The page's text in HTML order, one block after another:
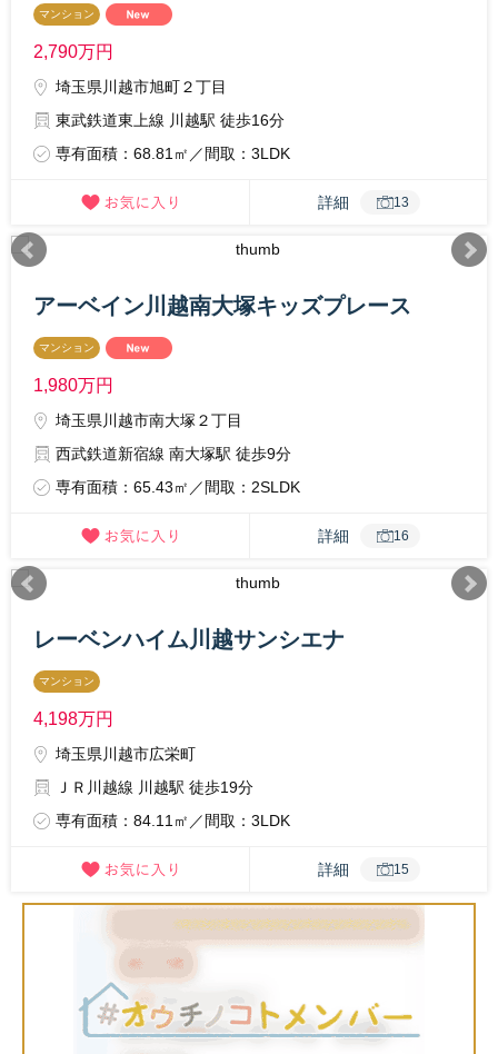
マンション
2,790万円
埼玉県川越市旭町２丁目
東武鉄道東上線 川越駅 徒歩16分
専有面積：68.81㎡／間取：3LDK
詳細 13
アーベイン川越南大塚キッズプレース
マンション
1,980万円
埼玉県川越市南大塚２丁目
西武鉄道新宿線 南大塚駅 徒歩9分
専有面積：65.43㎡／間取：2SLDK
詳細 16
レーベンハイム川越サンシエナ
マンション
4,198万円
埼玉県川越市広栄町
ＪＲ川越線 川越駅 徒歩19分
専有面積：84.11㎡／間取：3LDK
詳細 15